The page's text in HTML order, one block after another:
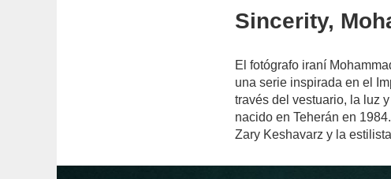
Sincerity,
El fotógrafo iraní
una serie inspirada en el
través del vestuario, la luz
nacido en Teherán en
Zary Keshavarz y la